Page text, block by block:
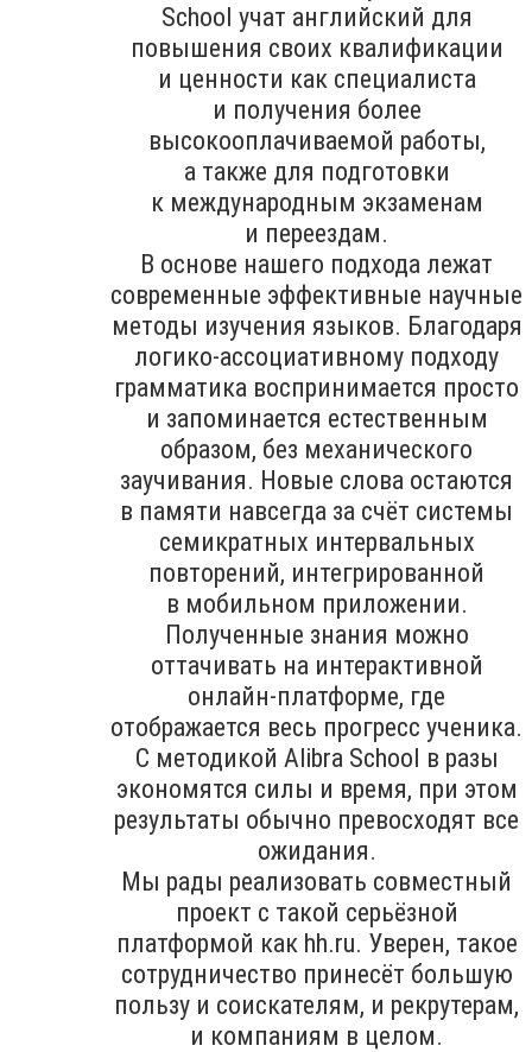
School учат английский для
повышения своих квалификации
и ценности как специалиста
и получения более
высокооплачиваемой работы,
а также для подготовки
к международным экзаменам
и переездам.
В основе нашего подхода лежат
современные эффективные научные
методы изучения языков. Благодаря
логико-ассоциативному подходу
грамматика воспринимается просто
и запоминается естественным
образом, без механического
заучивания. Новые слова остаются
в памяти навсегда за счёт системы
семикратных интервальных
повторений, интегрированной
в мобильном приложении.
Полученные знания можно
оттачивать на интерактивной
онлайн-платформе, где
отображается весь прогресс ученика.
С методикой Alibra School в разы
экономятся силы и время, при этом
результаты обычно превосходят все
ожидания.
Мы рады реализовать совместный
проект с такой серьёзной
платформой как hh.ru. Уверен, такое
сотрудничество принесёт большую
пользу и соискателям, и рекрутерам,
и компаниям в целом.